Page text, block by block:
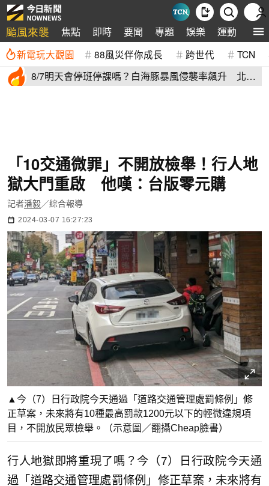
颱風來襲 焦點 即時 要聞 專題 娛樂 運動 全球
新電玩大觀園 88風災伴你成長 跨世代 TCN
8/7明天會停班停課嗎？白海豚暴風侵襲率飆升 北北
「10交通微罪」不開放檢舉！行人地
獄大門重啟 他嘆：台版零元購
記者潘毅／綜合報導
2024-03-07 16:27:23
▲今（7）日行政院今天通過「道路交通管理處罰條例」修
正草案，未來將有10種最高罰款1200元以下的輕微違規項
目，不開放民眾檢舉。（示意圖／翻攝Cheap臉書）
行人地獄即將重現了嗎？今（7）日行政院今天通
過「道路交通管理處罰條例」修正草案，未來將有